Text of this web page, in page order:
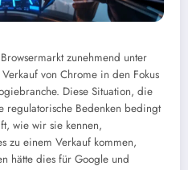
zunehmend unter
von Chrome in den Fokus
Diese Situation, die
regulatorische Bedenken bedingt
wie wir sie kennen,
zu einem Verkauf kommen,
hätte dies für Google und